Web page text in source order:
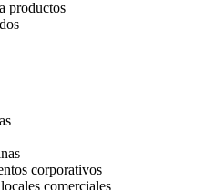
productos
corporativos
comerciales